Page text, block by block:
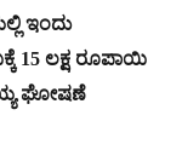
ಇಂದು
15 ಲಕ್ಷ ರೂಪಾಯಿ
ಘೋಷಣೆ